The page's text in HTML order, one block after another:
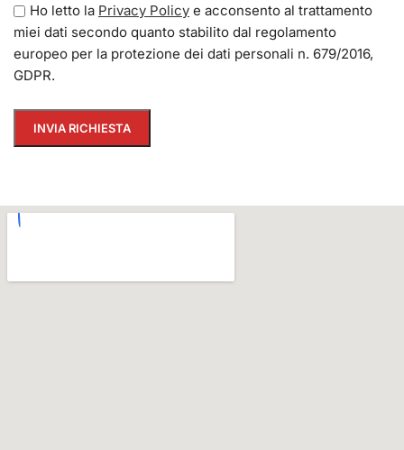
Ho letto la Privacy Policy e acconsento al trattamento
miei dati secondo quanto stabilito dal regolamento
europeo per la protezione dei dati personali n. 679/2016,
GDPR.